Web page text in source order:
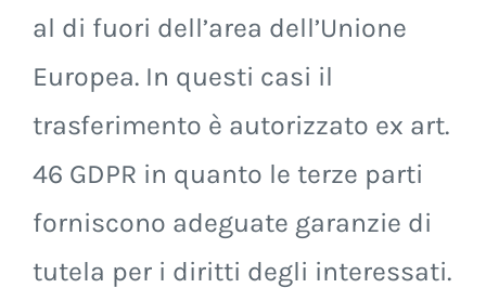
al di fuori dell’area dell’Unione
Europea. In questi casi il
trasferimento è autorizzato ex art.
46 GDPR in quanto le terze parti
forniscono adeguate garanzie di
tutela per i diritti degli interessati.